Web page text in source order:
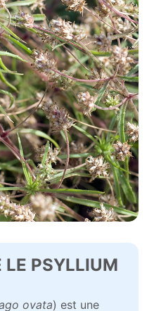
LE PSYLLIUM
ovata) est une